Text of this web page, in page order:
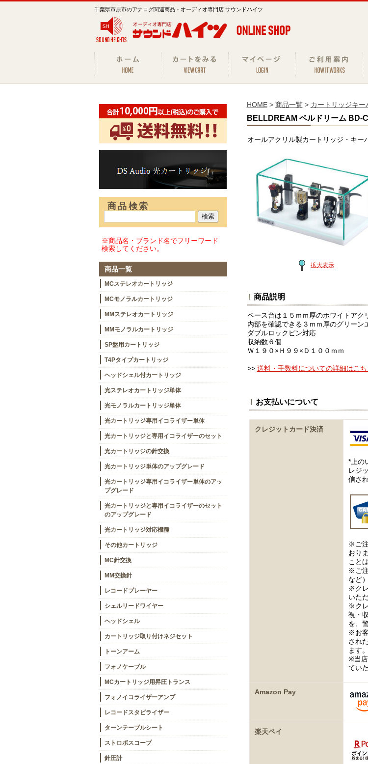
千葉県市原市のアナログ関連商品・オーディオ専門店 サウンドハイツ
商品検索
※商品名・ブランド名でフリーワード
検索してください。
商品一覧
MCステレオカートリッジ
MCモノラルカートリッジ
MMステレオカートリッジ
MMモノラルカートリッジ
SP盤用カートリッジ
T4Pタイプカートリッジ
ヘッドシェル付カートリッジ
光ステレオカートリッジ単体
光モノラルカートリッジ単体
光カートリッジ専用イコライザー単体
光カートリッジと専用イコライザーのセット
光カートリッジの針交換
光カートリッジ単体のアップグレード
光カートリッジ専用イコライザー単体のアッ
プグレード
光カートリッジと専用イコライザーのセット
のアップグレード
光カートリッジ対応機種
その他カートリッジ
MC針交換
MM交換針
レコードプレーヤー
シェルリードワイヤー
ヘッドシェル
カートリッジ取り付けネジセット
トーンアーム
フォノケーブル
MCカートリッジ用昇圧トランス
フォノイコライザーアンプ
レコードスタビライザー
ターンテーブルシート
ストロボスコープ
針圧計
HOME> 商品一覧> カートリッジキー
BELLDREAM ベルドリーム BD-
オールアクリル製カートリッジ・キー
拡大表示
商品説明
ベース台は１５ｍｍ厚のホワイトアク
内部を確認できる３ｍｍ厚のグリーン
ダブルロックピン対応
収納数６個
Ｗ１９０×Ｈ９９×Ｄ１００ｍｍ
>> 送料・手数料についての詳細はこち
お支払いについて
クレジットカード決済
*上の
レジ
信さ
※ご
おり
こと
※ご
など
※ク
いた
※ク
視・
を、
※お
され
ます。
※当店
てい
Amazon Pay
楽天ペイ